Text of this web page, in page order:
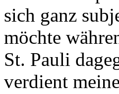
sich ganz
möchte
St. Pauli
verdient